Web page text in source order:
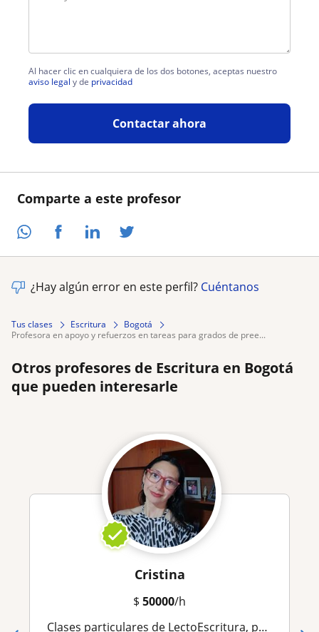
Comparte a este profesor
Al hacer clic en cualquiera de los dos botones, aceptas nuestro
aviso legal y de privacidad
Contactar ahora
¿Hay algún error en este perfil? Cuéntanos
Tus clases Escritura
Bogotá
profesora en apoyo y refuerzos en tareas para grados de pree...
Otros profesores de Escritura en Bogotá
que pueden interesarle
Cristina
$ 50000/h
Clases particulares de LectoEscritura, para niños y niñas de 4 años en adelante